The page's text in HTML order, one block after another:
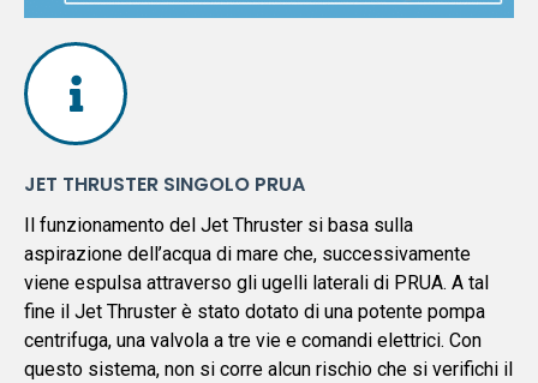
JET THRUSTER SINGOLO PRUA
Il funzionamento del Jet Thruster si basa sulla
aspirazione dell’acqua di mare che, successivamente
viene espulsa attraverso gli ugelli laterali di PRUA. A tal
fine il Jet Thruster è stato dotato di una potente pompa
centrifuga, una valvola a tre vie e comandi elettrici. Con
questo sistema, non si corre alcun rischio che si verifichi il